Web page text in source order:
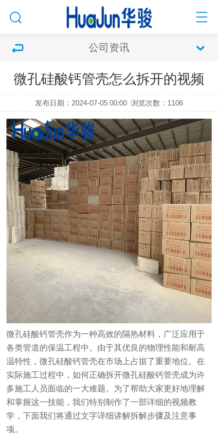
公司资讯
微孔硅酸钙管壳怎么拆开的视频
发布日期：2024-07-05 00:00 浏览次数： 1106
微孔硅酸钙管壳作为一种高效的隔热材料，广泛应用于
各类管道的保温工程中。由于其优良的物理性能和耐高
温特性，微孔硅酸钙管壳在市场上占据了重要地位。在
实际施工过程中，如何正确拆开微孔硅酸钙管壳成为许
多施工人员面临的一大难题。为了帮助大家更好地理解
和掌握这一技能，我们特别制作了一部详细的视频教
学，下面我们将通过文字详细讲解拆解步骤及注意事
项。